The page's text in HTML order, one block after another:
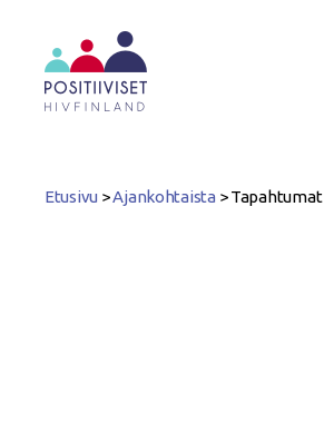
Etusivu >Ajankohtaista >Tapahtumat